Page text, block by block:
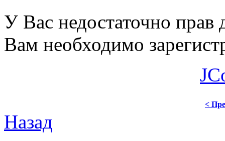
У Вас недостаточно прав
Вам необходимо
<
Назад